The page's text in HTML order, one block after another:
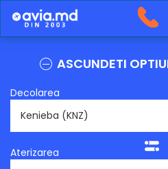
ASCUNDETI
Decolarea
Aterizarea